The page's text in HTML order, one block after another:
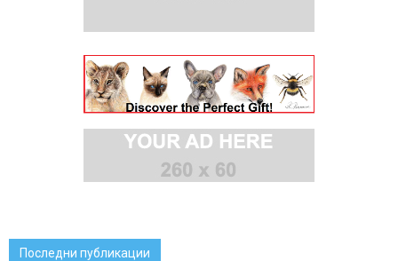
Последни публикации